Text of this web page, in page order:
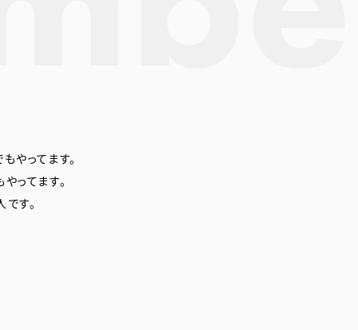
やってます。
ってます。
す。